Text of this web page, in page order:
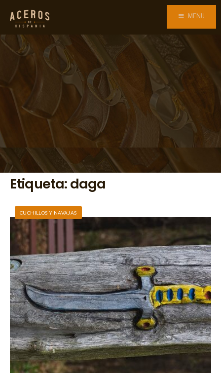
MENU
Etiqueta:daga
CUCHILLOS Y NAVAJAS